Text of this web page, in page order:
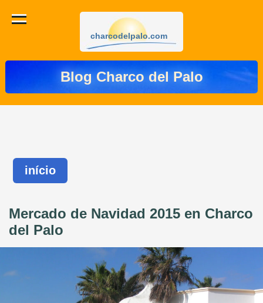
charcodelpalo.com
Blog Charco del Palo
início
Mercado de Navidad 2015 en Charco
del Palo